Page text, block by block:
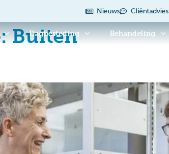
Nieuws Cliëntadvies
Dagbesteding Behandeling
Buiten